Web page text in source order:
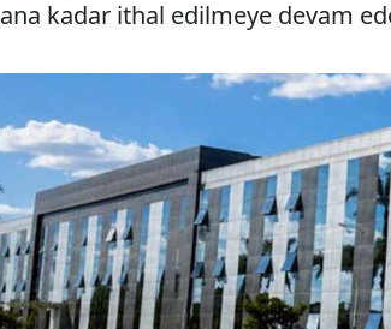
kadar ithal edilmeye devam